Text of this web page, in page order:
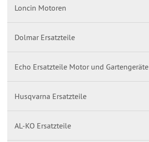
Loncin Motoren
Dolmar Ersatzteile
Echo Ersatzteile Motor und Gartengeräte
Husqvarna Ersatzteile
AL-KO Ersatzteile